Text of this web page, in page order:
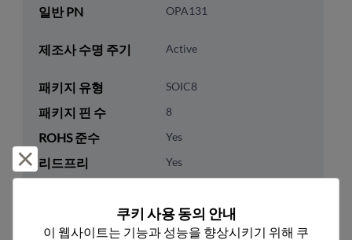
일반 PN OPA131
제조사 수명 주기 Active
패키지 유형 SOIC8
패키지 핀 수 8
ROHS 준수 Yes
리드프리 Yes
75
거부 및 닫기
쿠키 사용 동의 안내
이 웹사이트는 기능과 성능을 향상시키기 위해 쿠